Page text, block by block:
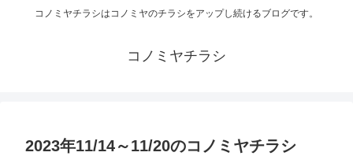
コノミヤチラシはコノミヤのチラシをアップし続けるブログです。
コノミヤチラシ
2023年11/14～11/20のコノミヤチラシ